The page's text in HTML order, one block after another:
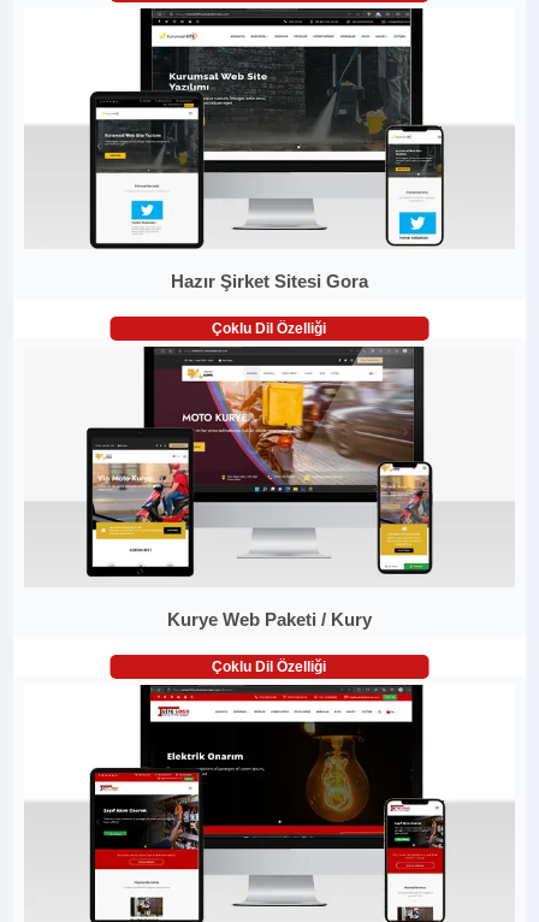
Hazır Şirket Sitesi Gora
Çoklu Dil Özelliği
Kurye Web Paketi / Kury
Çoklu Dil Özelliği